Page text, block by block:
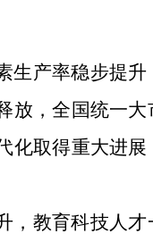
产率稳步提升
，全国统一大
取得重大进展
教育科技人才